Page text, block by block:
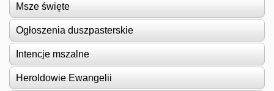
Msze święte
Ogłoszenia duszpasterskie
Intencje mszalne
Heroldowie Ewangelii